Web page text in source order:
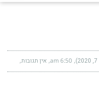
6:50 am אין תגובות